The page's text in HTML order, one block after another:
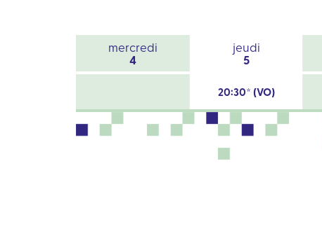
mercredi
4
jeudi
5
20:30* (VO)